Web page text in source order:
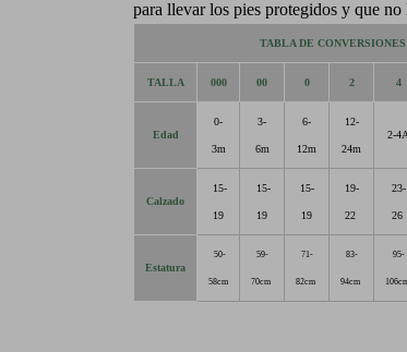
para llevar los pies protegidos y que no
TABLA DE
TALLA 000 00 0 2 4
Edad
0-
3m
3-
6m
6-
12m
12-
24m
2-4A
Calzado
15-
19
15-
19
15-
19
19-
22
23-
26
Estatura
50-
58cm
59-
70cm
71-
82cm
83-
94cm
95-